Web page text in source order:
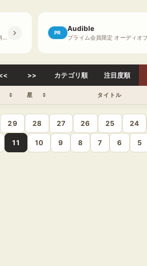
電子書籍 読み放題 ・ 30日間無料体験
PR Audible
>> カテゴリ順 注目度順
星 タイトル
29 28 27 26 25 24
11 10 9 8 7 6 5